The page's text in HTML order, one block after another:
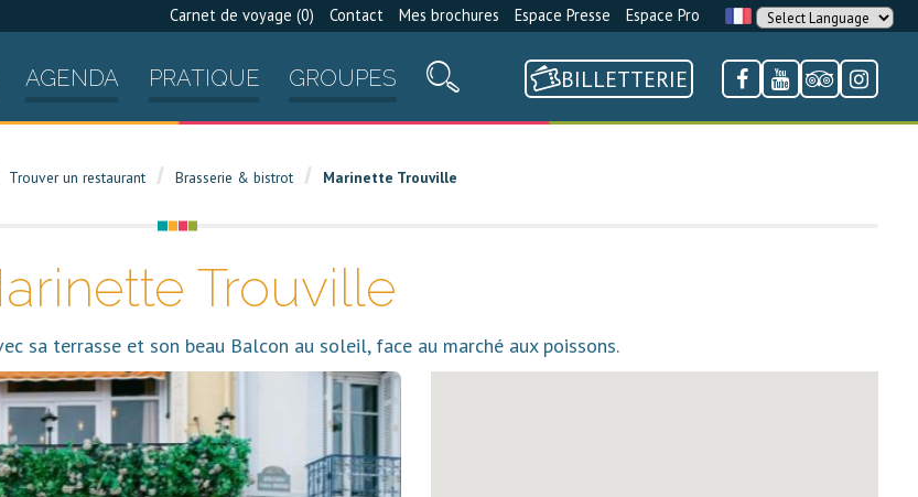
Carnet de voyage (0) Contact Mes brochures Espace Presse Espace Pro
AGENDA PRATIQUE GROUPES BILLETTERIE
Trouver un restaurant Brasserie & bistrot Marinette Trouville
Trouville
sa terrasse et son beau Balcon au soleil, face au marché aux poissons.